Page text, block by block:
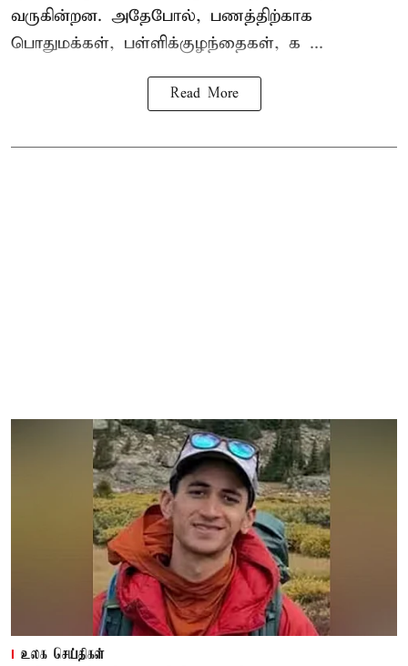
வருகின்றன. அதேபோல், பணத்திற்காக
பொதுமக்கள், பள்ளிக்குழந்தைகள், க ...
Read More
உலக செய்திகள்